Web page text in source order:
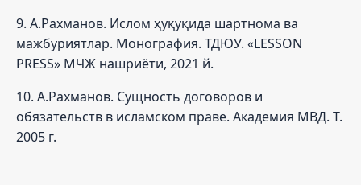
9. А.Рахманов. Ислом ҳуқуқида шартнома ва
мажбуриятлар. Монография. ТДЮУ. «LESSON
PRESS» МЧЖ нашриёти, 2021 й.
10. А.Рахманов. Сущность договоров и
обязательств в исламском праве. Академия МВД. Т.
2005 г.